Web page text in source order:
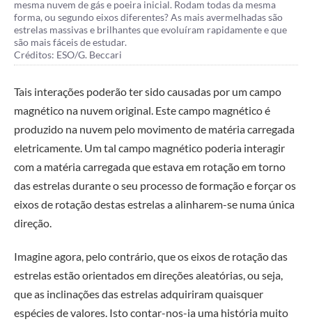
mesma nuvem de gás e poeira inicial. Rodam todas da mesma
forma, ou segundo eixos diferentes? As mais avermelhadas são
estrelas massivas e brilhantes que evoluíram rapidamente e que
são mais fáceis de estudar.
Créditos: ESO/G. Beccari
Tais interações poderão ter sido causadas por um campo
magnético na nuvem original. Este campo magnético é
produzido na nuvem pelo movimento de matéria carregada
eletricamente. Um tal campo magnético poderia interagir
com a matéria carregada que estava em rotação em torno
das estrelas durante o seu processo de formação e forçar os
eixos de rotação destas estrelas a alinharem-se numa única
direção.
Imagine agora, pelo contrário, que os eixos de rotação das
estrelas estão orientados em direções aleatórias, ou seja,
que as inclinações das estrelas adquiriram quaisquer
espécies de valores. Isto contar-nos-ia uma história muito